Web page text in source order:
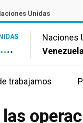
Unidas
Naciones
Venezuela
trabajamos